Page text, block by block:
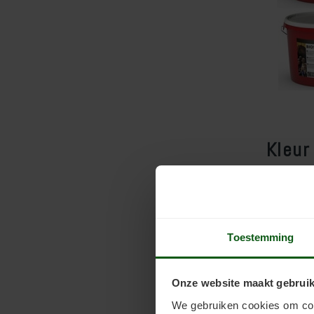
Toestemming
Onze website maakt
We gebruiken cookies om
Het
van een
de
neigen
variant
De meest